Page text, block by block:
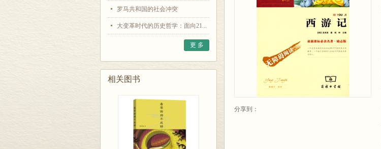
罗马共和国的社会冲突
大变革时代的历史哲学：面向21...
更 多
相关图书
分享到：